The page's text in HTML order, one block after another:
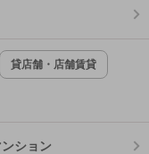
貸店舗・店舗賃貸
ション